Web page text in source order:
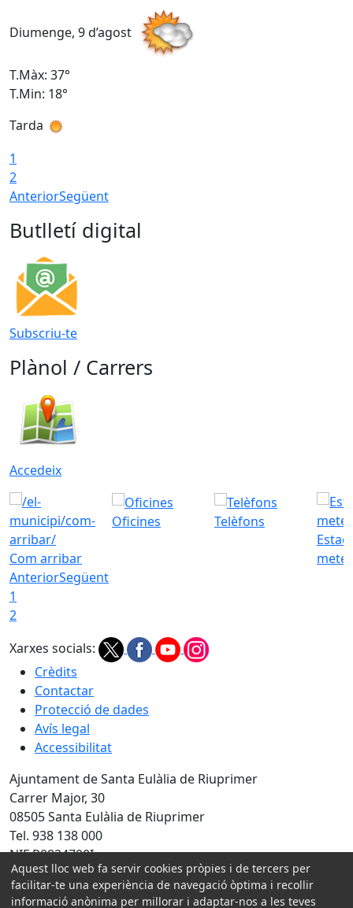
Diumenge, 9 d’agost
T.Màx: 37°
T.Min: 18°
Tarda
1
2
AnteriorSegüent
Butlletí digital
Subscriu-te
Plànol / Carrers
Accedeix
Com arribar
Oficines
Telèfons
AnteriorSegüent
1
2
Xarxes socials:
Crèdits
Contactar
Protecció de dades
Avís legal
Accessibilitat
Ajuntament de Santa Eulàlia de Riuprimer
Carrer Major, 30
08505 Santa Eulàlia de Riuprimer
Tel. 938 138 000
NIF P0824700I
Amb la col·laboració de:
Aquest lloc web fa servir cookies pròpies i de tercers per
facilitar-te una experiència de navegació òptima i recollir
informació anònima per millorar i adaptar-nos a les teves